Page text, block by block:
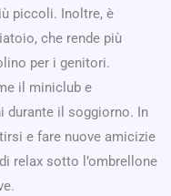
piccoli. Inoltre, è
che rende più
per i genitori.
il miniclub e
durante il soggiorno. In
e fare nuove amicizie
relax sotto l’ombrellone